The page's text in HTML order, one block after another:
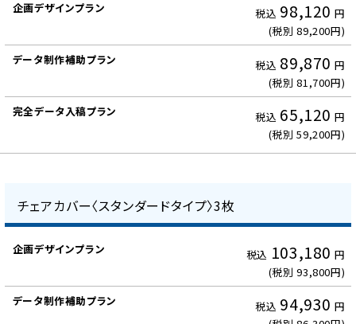
タ
稿
プ
ン
デ
イ
制
作
ラ
ー
制
税込 98,120 円
(税別 89,200円)
税込 89,870 円
(税別 81,700円)
税込 65,120 円
(税別 59,200円)
チェアカバー〈スタンダードタイプ〉3枚
税込 103,180 円
(税別 93,800円)
税込 94,930 円